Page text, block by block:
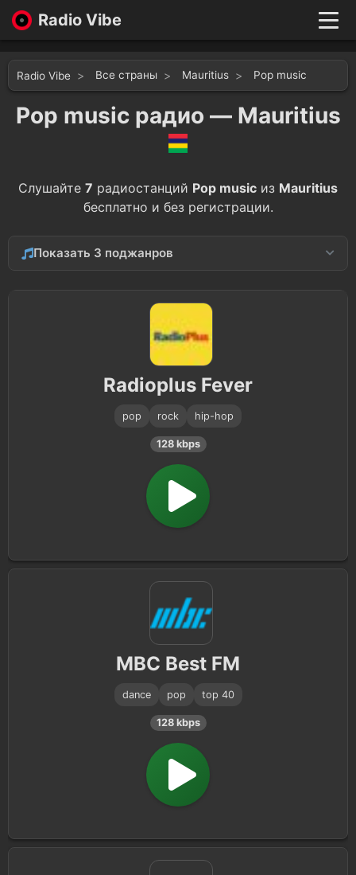
Radio Vibe
New
Genres
Likes
Top 100
Radio Vibe Все страны Mauritius Pop music
Pop music радио — Mauritius
Слушайте 7 радиостанций Pop music из Mauritius
бесплатно и без регистрации.
Показать 3 поджанров
Radioplus Fever
pop rock hip-hop
128 kbps
MBC Best FM
dance pop top 40
128 kbps